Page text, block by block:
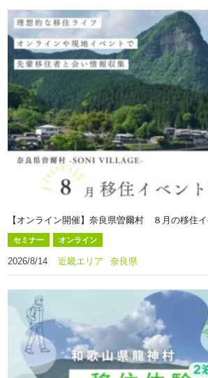
【オンライン開催】奈良県曽爾村 ８月の移住イ
セミナー オンライン
2026/8/14 近畿エリア 奈良県